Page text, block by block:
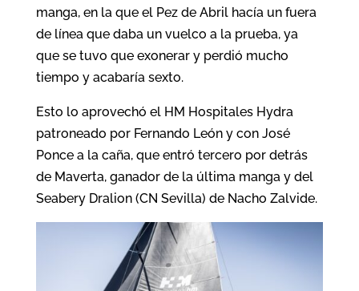
manga, en la que el Pez de Abril hacía un fuera
de línea que daba un vuelco a la prueba, ya
que se tuvo que exonerar y perdió mucho
tiempo y acabaría sexto.
Esto lo aprovechó el HM Hospitales Hydra
patroneado por Fernando León y con José
Ponce a la caña, que entró tercero por detrás
de Maverta, ganador de la última manga y del
Seabery Dralion (CN Sevilla) de Nacho Zalvide.